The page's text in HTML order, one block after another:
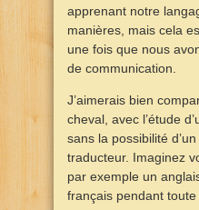
apprenant notre
manières, mais cela
une fois que nous
de communication.
J’aimerais bien
cheval, avec l’étude
sans la possibilité
traducteur. Imaginez
par exemple un
français pendant